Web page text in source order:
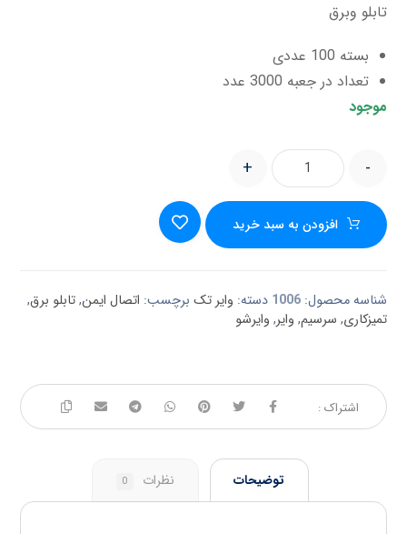
تابلو وبرق
بسته 100 عددی
تعداد در جعبه 3000 عدد
موجود
-
+
افزودن به سبد خرید
شناسه محصول:1006 دسته: وایر تک برچسب: اتصال ایمن,تابلو برق,
تمیزکاری, سرسیم, وایر, وایرشو
توضیحات نظرات 0